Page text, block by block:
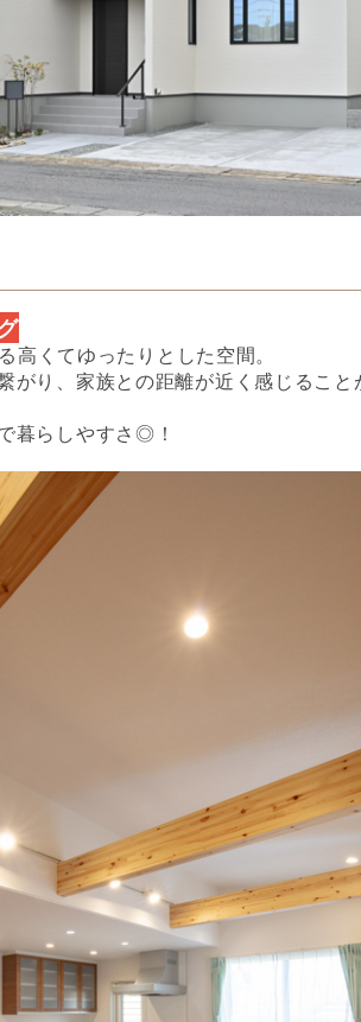
くてゆったりとした空間。
がり、家族との距離が近く感じること
暮らしやすさ◎！